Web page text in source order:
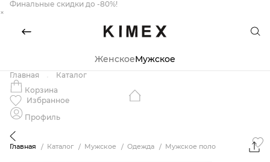
Финальные скидки до -80%!
×
ЖенскоеМужское
Главная
Каталог
Корзина
Избранное
Профиль
Главная Каталог Мужское Одежда Мужское поло